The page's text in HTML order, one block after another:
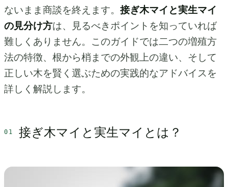
ないまま商談を終えます。 接ぎ木マイと実生マイ
の見分け方は、見るべきポイントを知っていれば
難しくありません。このガイドでは二つの増殖方
法の特徴、根から梢までの外観上の違い、そして
正しい木を賢く選ぶための実践的なアドバイスを
詳しく解説します。
接ぎ木マイと実生マイとは？